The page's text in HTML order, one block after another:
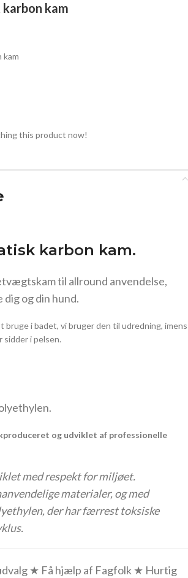
kam
kam
this product now!
karbon kam.
til allround anvendelse,
og din hund.
bruge i badet, vi bruger den til udredning, imens
sidder i pelsen.
og udviklet af professionelle
med respekt for miljøet.
materialer, og med
der har færrest toksiske
★ Få hjælp af Fagfolk ★ Hurtig